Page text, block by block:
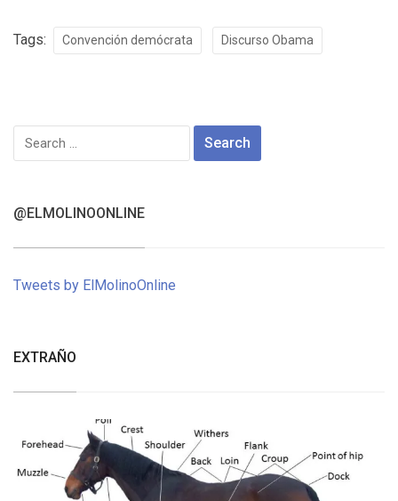
Tags: Convención demócrata Discurso Obama
Search
for:
@ELMOLINOONLINE
Tweets by ElMolinoOnline
EXTRAÑO